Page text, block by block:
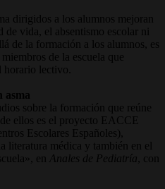
dirigidos a los alumnos mejoran
vida, el absentismo escolar ni
de la formación a los alumnos, es
de la escuela que
horario lectivo.
asma
sobre la formación que reúne
ellos es el proyecto EACCE
Escolares Españoles),
literatura médica y también en el
en
Anales de Pediatría , con